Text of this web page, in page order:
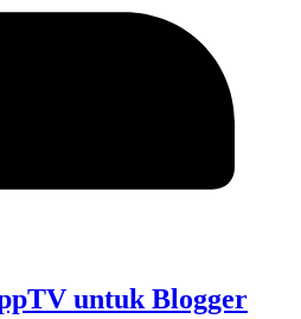
untuk Blogger